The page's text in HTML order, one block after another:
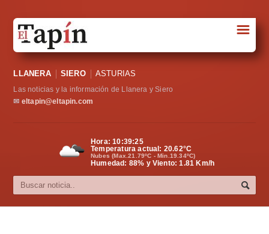
Sociedad
Política
Cultura
☰
LLANERA SIERO ASTURIAS
Las noticias y la información de Llanera y Siero
✉ eltapin@eltapin.com
Hora:10:39:26
Temperatura actual: 20.62°C
Nubes (Max.21.79ºC - Min.19.34ºC)
Humedad: 88% y Viento: 1.81 Km/h